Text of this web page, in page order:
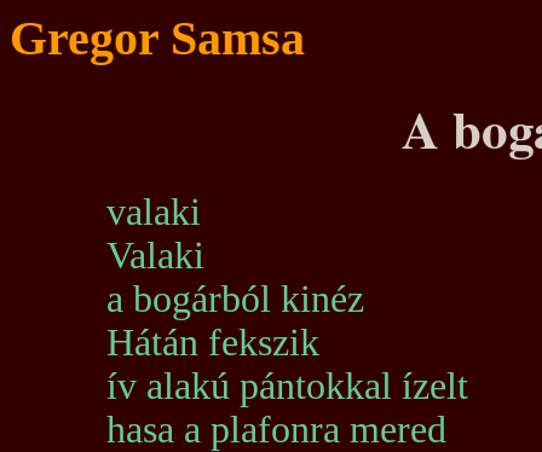
Gregor Samsa
A
valaki
Valaki
a bogárból kinéz
Hátán fekszik
ív alakú pántokkal ízelt
hasa a plafonra mered